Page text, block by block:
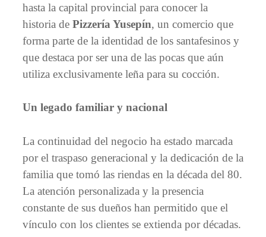
hasta la capital provincial para conocer la
historia de Pizzería Yusepín, un comercio que
forma parte de la identidad de los santafesinos y
que destaca por ser una de las pocas que aún
utiliza exclusivamente leña para su cocción.
Un legado familiar y nacional
La continuidad del negocio ha estado marcada
por el traspaso generacional y la dedicación de la
familia que tomó las riendas en la década del 80.
La atención personalizada y la presencia
constante de sus dueños han permitido que el
vínculo con los clientes se extienda por décadas.